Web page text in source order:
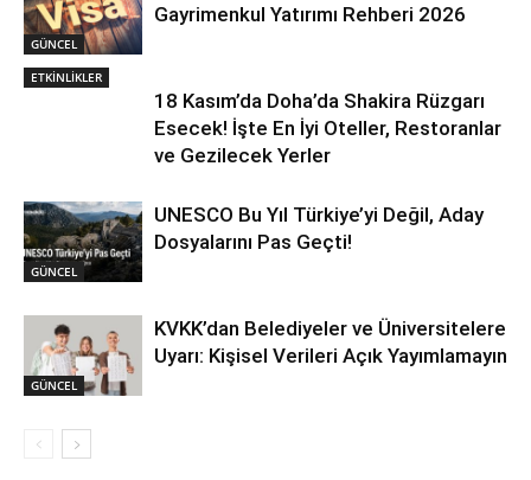
GÜNCEL
Gayrimenkul Yatırımı Rehberi 2026
ETKİNLİKLER
18 Kasım’da Doha’da Shakira Rüzgarı
Esecek! İşte En İyi Oteller, Restoranlar
ve Gezilecek Yerler
GÜNCEL
UNESCO Bu Yıl Türkiye’yi Değil, Aday
Dosyalarını Pas Geçti!
GÜNCEL
KVKK’dan Belediyeler ve Üniversitelere
Uyarı: Kişisel Verileri Açık Yayımlamayın